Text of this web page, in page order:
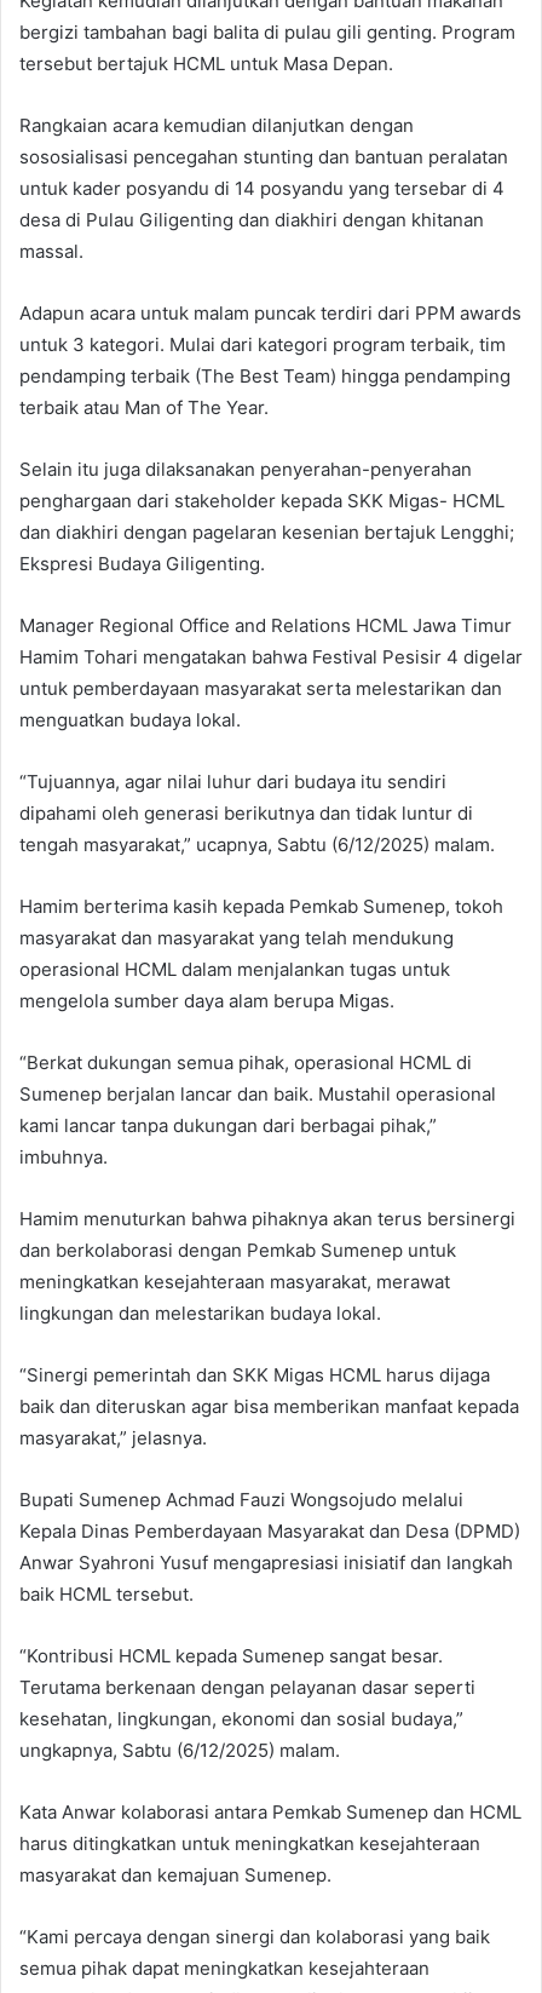
bergizi tambahan bagi balita di pulau gili genting. Program
tersebut bertajuk HCML untuk Masa Depan.
Rangkaian acara kemudian dilanjutkan dengan
sososialisasi pencegahan stunting dan bantuan peralatan
untuk kader posyandu di 14 posyandu yang tersebar di 4
desa di Pulau Giligenting dan diakhiri dengan khitanan
massal.
Adapun acara untuk malam puncak terdiri dari PPM awards
untuk 3 kategori. Mulai dari kategori program terbaik, tim
pendamping terbaik (The Best Team) hingga pendamping
terbaik atau Man of The Year.
Selain itu juga dilaksanakan penyerahan-penyerahan
penghargaan dari stakeholder kepada SKK Migas- HCML
dan diakhiri dengan pagelaran kesenian bertajuk Lengghi;
Ekspresi Budaya Giligenting.
Manager Regional Office and Relations HCML Jawa Timur
Hamim Tohari mengatakan bahwa Festival Pesisir 4 digelar
untuk pemberdayaan masyarakat serta melestarikan dan
menguatkan budaya lokal.
“Tujuannya, agar nilai luhur dari budaya itu sendiri
dipahami oleh generasi berikutnya dan tidak luntur di
tengah masyarakat,” ucapnya, Sabtu (6/12/2025) malam.
Hamim berterima kasih kepada Pemkab Sumenep, tokoh
masyarakat dan masyarakat yang telah mendukung
operasional HCML dalam menjalankan tugas untuk
mengelola sumber daya alam berupa Migas.
“Berkat dukungan semua pihak, operasional HCML di
Sumenep berjalan lancar dan baik. Mustahil operasional
kami lancar tanpa dukungan dari berbagai pihak,”
imbuhnya.
Hamim menuturkan bahwa pihaknya akan terus bersinergi
dan berkolaborasi dengan Pemkab Sumenep untuk
meningkatkan kesejahteraan masyarakat, merawat
lingkungan dan melestarikan budaya lokal.
“Sinergi pemerintah dan SKK Migas HCML harus dijaga
baik dan diteruskan agar bisa memberikan manfaat kepada
masyarakat,” jelasnya.
Bupati Sumenep Achmad Fauzi Wongsojudo melalui
Kepala Dinas Pemberdayaan Masyarakat dan Desa (DPMD)
Anwar Syahroni Yusuf mengapresiasi inisiatif dan langkah
baik HCML tersebut.
“Kontribusi HCML kepada Sumenep sangat besar.
Terutama berkenaan dengan pelayanan dasar seperti
kesehatan, lingkungan, ekonomi dan sosial budaya,”
ungkapnya, Sabtu (6/12/2025) malam.
Kata Anwar kolaborasi antara Pemkab Sumenep dan HCML
harus ditingkatkan untuk meningkatkan kesejahteraan
masyarakat dan kemajuan Sumenep.
“Kami percaya dengan sinergi dan kolaborasi yang baik
semua pihak dapat meningkatkan kesejahteraan